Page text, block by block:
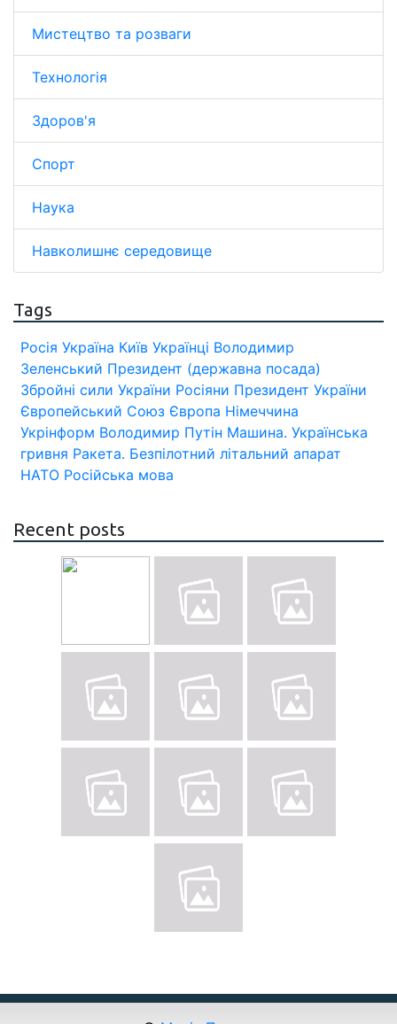
Мистецтво та розваги
Технологія
Здоров'я
Спорт
Наука
Навколишнє середовище
Tags
Росія Україна Київ Українці Володимир
Зеленський Президент (державна посада)
Збройні сили України Росіяни Президент України
Європейський Союз Європа Німеччина
Укрінформ Володимир Путін Машина. Українська
гривня Ракета. Безпілотний літальний апарат
НАТО Російська мова
Recent posts